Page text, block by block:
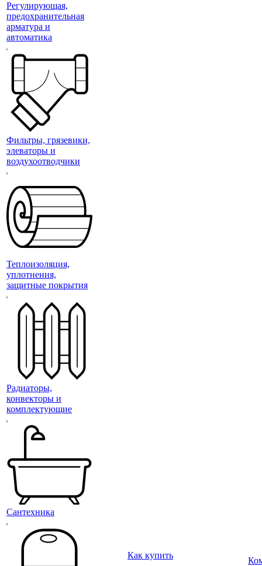
Регулирующая,
предохранительная
арматура и
автоматика
Фильтры, грязевики,
элеваторы и
воздухоотводчики
Теплоизоляция,
уплотнения,
защитные покрытия
Радиаторы,
конвекторы и
комплектующие
Сантехника
Как купить